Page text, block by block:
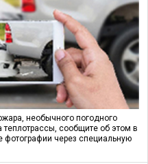
необычного погодного
сообщите об этом в
фотографии через специальную